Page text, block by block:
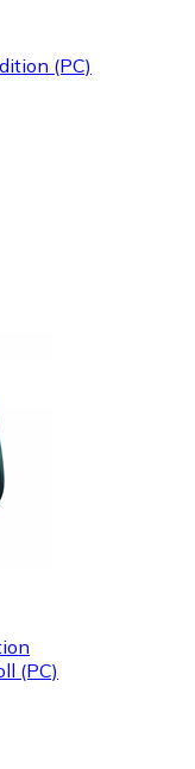
(PC)
(PC)